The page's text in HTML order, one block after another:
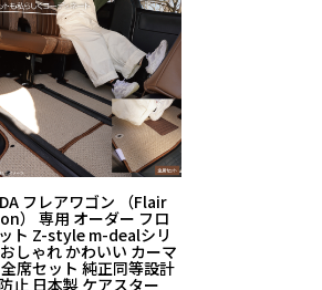
フレアワゴン （Flair
） 専用 オーダー フロ
ト Z-style m-dealシリ
しゃれ かわいい カーマ
席セット 純正同等設計
止 日本製 ケアスター